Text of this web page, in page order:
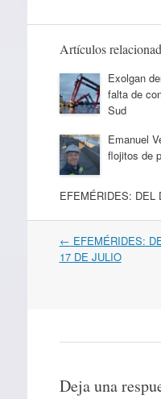
Artículos
Exolgan
falta de
Sud
Emanuel
flojitos de
EFEMÉRIDES: DEL
Navegación
por
← EFEMÉRIDES:
17 DE JULIO
Deja una